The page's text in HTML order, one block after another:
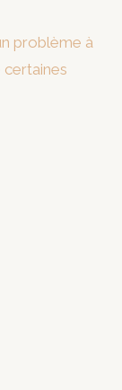
problème à